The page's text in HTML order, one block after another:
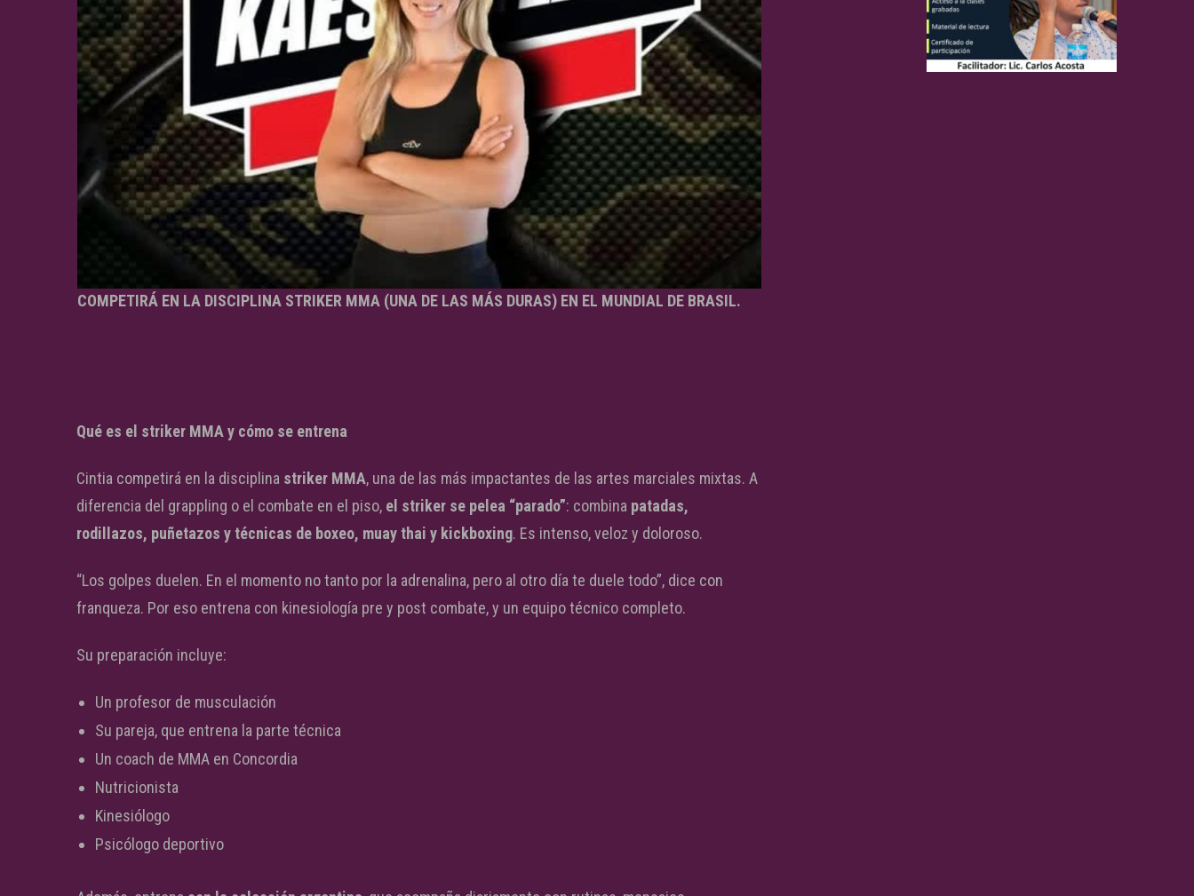
COMPETIRÁ EN LA DISCIPLINA STRIKER MMA (UNA DE LAS MÁS DURAS) EN EL MUNDIAL DE BRASIL.
Qué es el striker MMA y cómo se entrena
Cintia competirá en la disciplina striker MMA, una de las más impactantes de las artes marciales mixtas. A
diferencia del grappling o el combate en el piso, el striker se pelea “parado”: combina patadas,
rodillazos, puñetazos y técnicas de boxeo, muay thai y kickboxing. Es intenso, veloz y doloroso.
“Los golpes duelen. En el momento no tanto por la adrenalina, pero al otro día te duele todo”, dice con
franqueza. Por eso entrena con kinesiología pre y post combate, y un equipo técnico completo.
Su preparación incluye:
Un profesor de musculación
Su pareja, que entrena la parte técnica
Un coach de MMA en Concordia
Nutricionista
Kinesiólogo
Psicólogo deportivo